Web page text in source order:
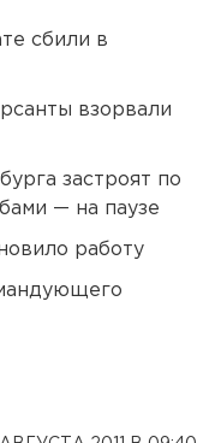
сбили в
взорвали
застроят по
— на паузе
работу